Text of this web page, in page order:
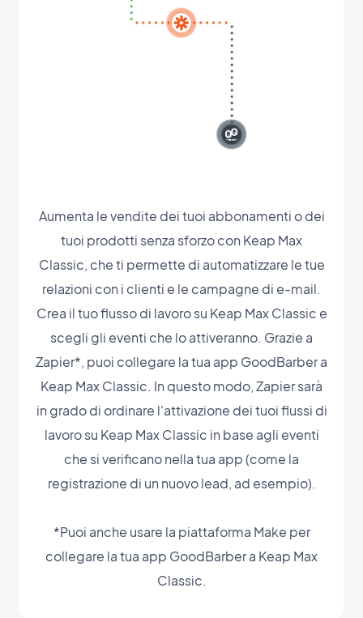
Aumenta le vendite dei tuoi abbonamenti o dei
tuoi prodotti senza sforzo con Keap Max
Classic, che ti permette di automatizzare le tue
relazioni con i clienti e le campagne di e-mail.
Crea il tuo flusso di lavoro su Keap Max Classic e
scegli gli eventi che lo attiveranno. Grazie a
Zapier*, puoi collegare la tua app GoodBarber a
Keap Max Classic. In questo modo, Zapier sarà
in grado di ordinare l'attivazione dei tuoi flussi di
lavoro su Keap Max Classic in base agli eventi
che si verificano nella tua app (come la
registrazione di un nuovo lead, ad esempio).
*Puoi anche usare la piattaforma Make per
collegare la tua app GoodBarber a Keap Max
Classic.